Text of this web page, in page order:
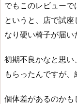
でもこのレビュー
というと、店で試
なり硬い椅子が届い
初期不良かなと思い
もらったんですが、
個体差があるのかも